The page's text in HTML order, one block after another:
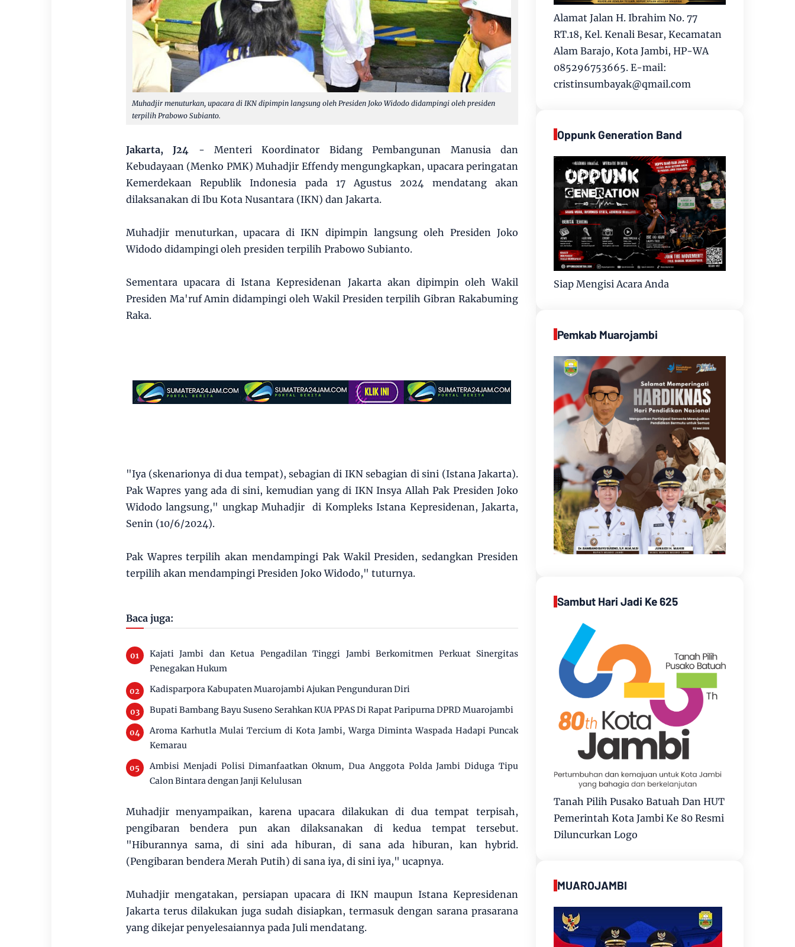
Muhadjir menuturkan, upacara di IKN dipimpin langsung oleh Presiden Joko Widodo didampingi oleh presiden
terpilih Prabowo Subianto.
Jakarta, J24 - Menteri Koordinator Bidang Pembangunan Manusia dan
Kebudayaan (Menko PMK) Muhadjir Effendy mengungkapkan, upacara peringatan
Kemerdekaan Republik Indonesia pada 17 Agustus 2024 mendatang akan
dilaksanakan di Ibu Kota Nusantara (IKN) dan Jakarta.
Muhadjir menuturkan, upacara di IKN dipimpin langsung oleh Presiden Joko
Widodo didampingi oleh presiden terpilih Prabowo Subianto.
Sementara upacara di Istana Kepresidenan Jakarta akan dipimpin oleh Wakil
Presiden Ma'ruf Amin didampingi oleh Wakil Presiden terpilih Gibran Rakabuming
Raka.
"Iya (skenarionya di dua tempat), sebagian di IKN sebagian di sini (Istana Jakarta).
Pak Wapres yang ada di sini, kemudian yang di IKN Insya Allah Pak Presiden Joko
Widodo langsung," ungkap Muhadjir di Kompleks Istana Kepresidenan, Jakarta,
Senin (10/6/2024).
Pak Wapres terpilih akan mendampingi Pak Wakil Presiden, sedangkan Presiden
terpilih akan mendampingi Presiden Joko Widodo," tuturnya.
Baca juga:
Kajati Jambi dan Ketua Pengadilan Tinggi Jambi Berkomitmen Perkuat Sinergitas
Penegakan Hukum
Kadisparpora Kabupaten Muarojambi Ajukan Pengunduran Diri
Bupati Bambang Bayu Suseno Serahkan KUA PPAS Di Rapat Paripurna DPRD Muarojambi
Aroma Karhutla Mulai Tercium di Kota Jambi, Warga Diminta Waspada Hadapi Puncak
Kemarau
Ambisi Menjadi Polisi Dimanfaatkan Oknum, Dua Anggota Polda Jambi Diduga Tipu
Calon Bintara dengan Janji Kelulusan
Muhadjir menyampaikan, karena upacara dilakukan di dua tempat terpisah,
pengibaran bendera pun akan dilaksanakan di kedua tempat tersebut.
"Hiburannya sama, di sini ada hiburan, di sana ada hiburan, kan hybrid.
(Pengibaran bendera Merah Putih) di sana iya, di sini iya," ucapnya.
Muhadjir mengatakan, persiapan upacara di IKN maupun Istana Kepresidenan
Jakarta terus dilakukan juga sudah disiapkan, termasuk dengan sarana prasarana
yang dikejar penyelesaiannya pada Juli mendatang.
Alamat Jalan H. Ibrahim No. 77
RT.18, Kel. Kenali Besar, Kecamatan
Alam Barajo, Kota Jambi, HP-WA
085296753665. E-mail:
cristinsumbayak@qmail.com
Oppunk Generation Band
Siap Mengisi Acara Anda
Pemkab Muarojambi
Sambut Hari Jadi Ke 625
Tanah Pilih Pusako Batuah Dan HUT
Pemerintah Kota Jambi Ke 80 Resmi
Diluncurkan Logo
MUAROJAMBI